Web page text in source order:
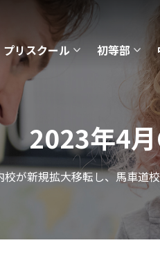
プリスクール 初等部
2023年4
校が新規拡大移転し、馬車道